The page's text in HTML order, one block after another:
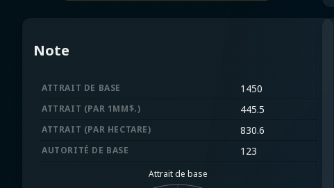
Note
ATTRAIT DE BASE 1450
ATTRAIT (PAR 1MM$.) 445.5
ATTRAIT (PAR HECTARE) 830.6
AUTORITÉ DE BASE 123
Attrait de base